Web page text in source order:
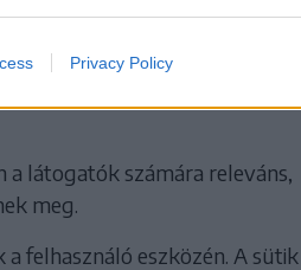
Privacy Policy
harmadik fél
a látogatók számára releváns,
meg.
felhasználó eszközén. A sütik